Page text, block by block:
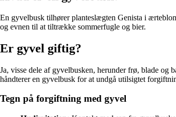
En gyvelbusk tilhører planteslægten Genista i
og evnen til at tiltrække sommerfugle og bier.
Er gyvel giftig?
Ja, visse dele af gyvelbusken, herunder frø, blade
håndterer en gyvelbusk for at undgå utilsigtet
Tegn på forgiftning med gyvel